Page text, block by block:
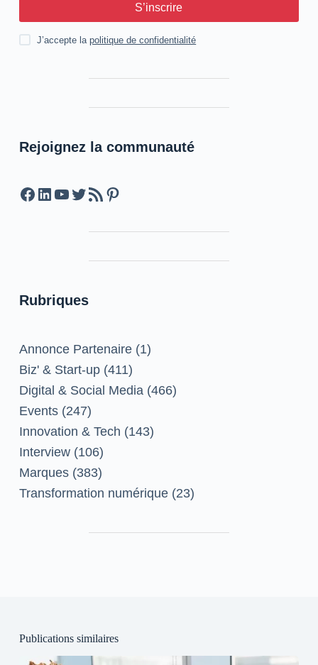
S’inscrire
J’accepte lapolitique de confidentialité
Rejoignez la communauté
Facebook
LinkedIn
YouTube
Twitter
Feed RSSPinterest
Rubriques
Annonce Partenaire(1)
Biz' & Start-up(411)
Digital & Social Media (466)
Events(247)
Innovation & Tech (143)
Interview(106)
Marques(383)
Transformation numérique(23)
Publications similaires